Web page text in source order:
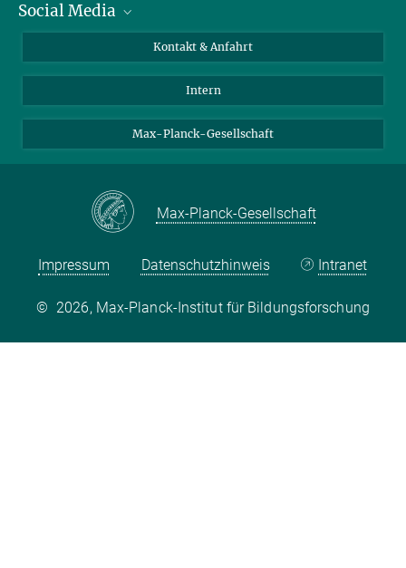
Pressebereich
Stellenangebote
Social Media
X
LinkedIn
Kontakt & Anfahrt
Intern
Max-Planck-Gesellschaft
Max-Planck-Gesellschaft
Impressum Datenschutzhinweis Intranet
© 2026, Max-Planck-Institut für Bildungsforschung